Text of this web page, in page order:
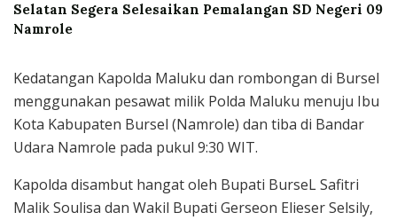
Selatan Segera Selesaikan Pemalangan SD Negeri 09
Namrole
Kedatangan Kapolda Maluku dan rombongan di Bursel
menggunakan pesawat milik Polda Maluku menuju Ibu
Kota Kabupaten Bursel (Namrole) dan tiba di Bandar
Udara Namrole pada pukul 9:30 WIT.
Kapolda disambut hangat oleh Bupati BurseL Safitri
Malik Soulisa dan Wakil Bupati Gerseon Elieser Selsily,